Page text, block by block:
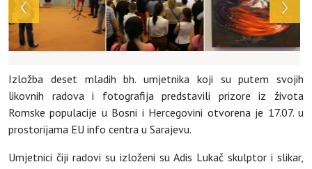
Izložba deset mladih bh. umjetnika koji su putem svojih
likovnih radova i fotografija predstavili prizore iz života
Romske populacije u Bosni i Hercegovini otvorena je 17.07. u
prostorijama EU info centra u Sarajevu.
Umjetnici čiji radovi su izloženi su Adis Lukač skulptor i slikar,